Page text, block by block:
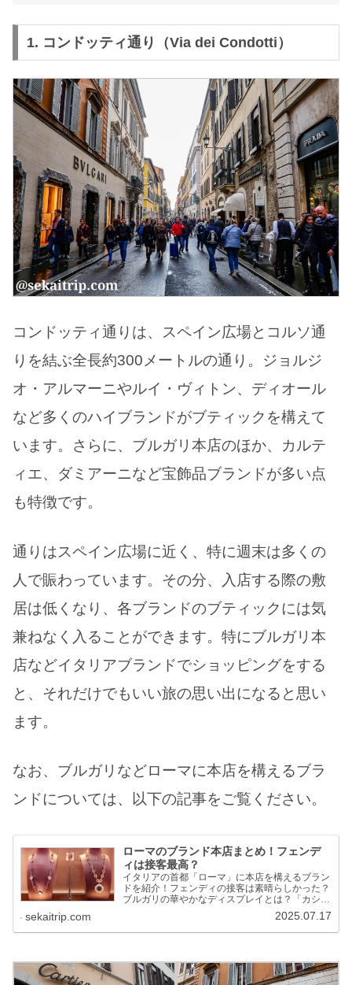
1. コンドッティ通り（Via dei Condotti）
コンドッティ通りは、スペイン広場とコルソ通
りを結ぶ全長約300メートルの通り。ジョルジ
オ・アルマーニやルイ・ヴィトン、ディオール
など多くのハイブランドがブティックを構えて
います。さらに、ブルガリ本店のほか、カルテ
ィエ、ダミアーニなど宝飾品ブランドが多い点
も特徴です。
通りはスペイン広場に近く、特に週末は多くの
人で賑わっています。その分、入店する際の敷
居は低くなり、各ブランドのブティックには気
兼ねなく入ることができます。特にブルガリ本
店などイタリアブランドでショッピングをする
と、それだけでもいい旅の思い出になると思い
ます。
なお、ブルガリなどローマに本店を構えるブラ
ンドについては、以下の記事をご覧ください。
ローマのブランド本店まとめ！フェンデ
ィは接客最高？
イタリアの首都「ローマ」に本店を構えるブラン
ドを紹介！フェンディの接客は素晴らしかった？
ブルガリの華やかなディスプレイとは？「カシミ
アの女王」が設立したブランドがある？！マニア
sekaitrip.com 2025.07.17